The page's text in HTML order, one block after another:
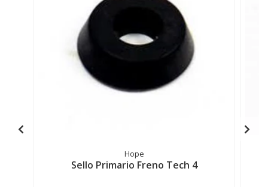
Hope
Sello Primario Freno Tech 4